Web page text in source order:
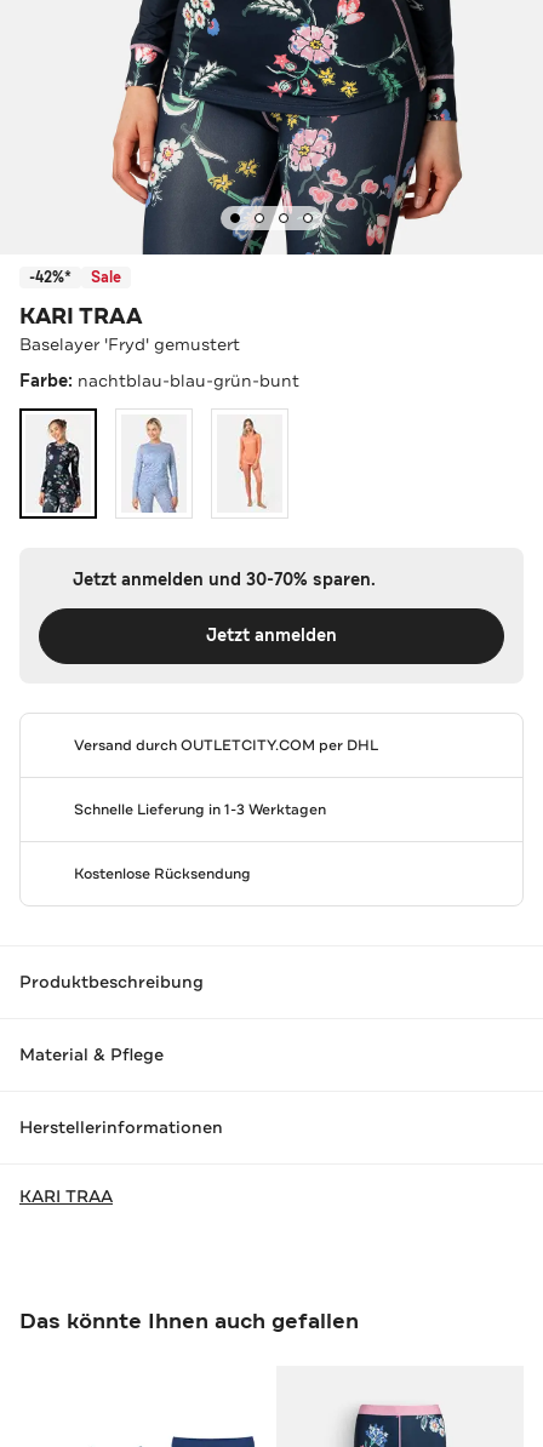
-42%* Sale
KARI TRAA
Baselayer 'Fryd' gemustert
Farbe: nachtblau-blau-grün-bunt
Jetzt anmelden und 30-70% sparen.
Jetzt anmelden
Versand durchOUTLETCITY.COM per DHL
Schnelle Lieferung in 1-3 Werktagen
Kostenlose Rücksendung
Produktbeschreibung
Material & Pflege
Herstellerinformationen
KARI TRAA
Das könnte Ihnen auch gefallen